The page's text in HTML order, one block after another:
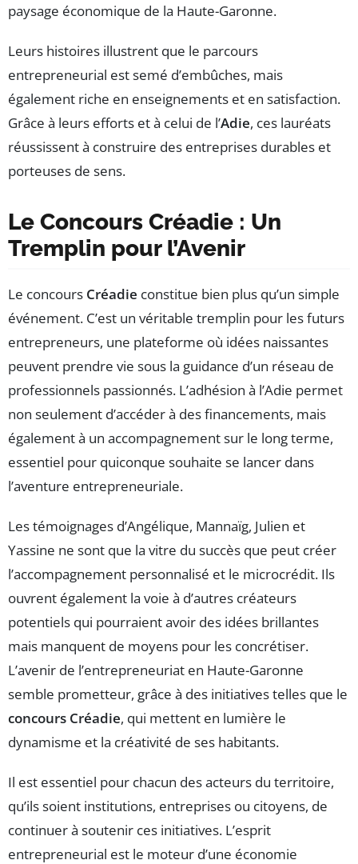
paysage économique de la Haute-Garonne.
Leurs histoires illustrent que le parcours
entrepreneurial est semé d’embûches, mais
également riche en enseignements et en satisfaction.
Grâce à leurs efforts et à celui de l’Adie, ces lauréats
réussissent à construire des entreprises durables et
porteuses de sens.
Le Concours Créadie : Un
Tremplin pour l’Avenir
Le concours Créadie constitue bien plus qu’un simple
événement. C’est un véritable tremplin pour les futurs
entrepreneurs, une plateforme où idées naissantes
peuvent prendre vie sous la guidance d’un réseau de
professionnels passionnés. L’adhésion à l’Adie permet
non seulement d’accéder à des financements, mais
également à un accompagnement sur le long terme,
essentiel pour quiconque souhaite se lancer dans
l’aventure entrepreneuriale.
Les témoignages d’Angélique, Mannaïg, Julien et
Yassine ne sont que la vitre du succès que peut créer
l’accompagnement personnalisé et le microcrédit. Ils
ouvrent également la voie à d’autres créateurs
potentiels qui pourraient avoir des idées brillantes
mais manquent de moyens pour les concrétiser.
L’avenir de l’entrepreneuriat en Haute-Garonne
semble prometteur, grâce à des initiatives telles que le
concours Créadie, qui mettent en lumière le
dynamisme et la créativité de ses habitants.
Il est essentiel pour chacun des acteurs du territoire,
qu’ils soient institutions, entreprises ou citoyens, de
continuer à soutenir ces initiatives. L’esprit
entrepreneurial est le moteur d’une économie